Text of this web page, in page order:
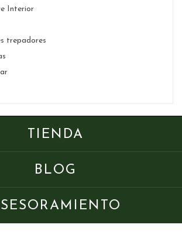
Interior
trepadores
TIENDA
BLOG